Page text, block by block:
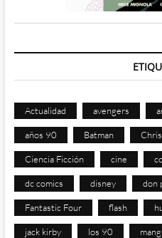
Actualidad avengers
años 90 Batman
Ciencia Ficción cine
dc comics disney don
Fantastic Four flash
jack kirby los 90